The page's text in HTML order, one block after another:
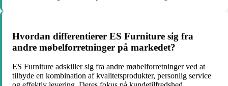
Hvordan differentierer ES Furniture sig fra
andre møbelforretninger på markedet?
ES Furniture adskiller sig fra andre møbelforretninger ved at
tilbyde en kombination af kvalitetsprodukter, personlig service